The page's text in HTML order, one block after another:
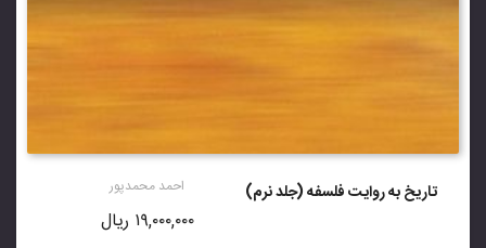
تاریخ به روایت فلسفه (جلد نرم) احمد محمدپور
۱۹,۰۰۰,۰۰۰ ریال